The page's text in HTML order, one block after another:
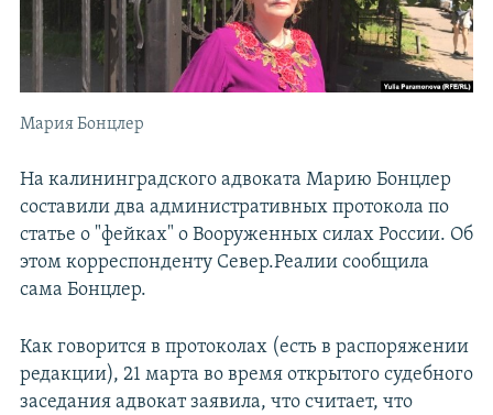
Мария Бонцлер
На калининградского адвоката Марию Бонцлер
составили два административных протокола по
статье о "фейках" о Вооруженных силах России. Об
этом корреспонденту Север.Реалии сообщила
сама Бонцлер.
Как говорится в протоколах (есть в распоряжении
редакции), 21 марта во время открытого судебного
заседания адвокат заявила, что считает, что